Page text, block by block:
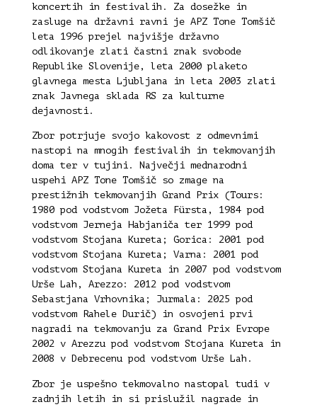
koncertih in festivalih. Za dosežke in
zasluge na državni ravni je APZ Tone Tomšič
leta 1996 prejel najvišje državno
odlikovanje zlati častni znak svobode
Republike Slovenije, leta 2000 plaketo
glavnega mesta Ljubljana in leta 2003 zlati
znak Javnega sklada RS za kulturne
dejavnosti.
Zbor potrjuje svojo kakovost z odmevnimi
nastopi na mnogih festivalih in tekmovanjih
doma ter v tujini. Največji mednarodni
uspehi APZ Tone Tomšič so zmage na
prestižnih tekmovanjih Grand Prix (Tours:
1980 pod vodstvom Jožeta Fürsta, 1984 pod
vodstvom Jerneja Habjaniča ter 1999 pod
vodstvom Stojana Kureta; Gorica: 2001 pod
vodstvom Stojana Kureta; Varna: 2001 pod
vodstvom Stojana Kureta in 2007 pod vodstvom
Urše Lah, Arezzo: 2012 pod vodstvom
Sebastjana Vrhovnika; Jurmala: 2025 pod
vodstvom Rahele Durič) in osvojeni prvi
nagradi na tekmovanju za Grand Prix Evrope
2002 v Arezzu pod vodstvom Stojana Kureta in
2008 v Debrecenu pod vodstvom Urše Lah.
Zbor je uspešno tekmovalno nastopal tudi v
zadnjih letih in si prislužil nagrade in